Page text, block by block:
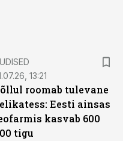
13:21
roomab tulevane
Eesti ainsas
kasvab 600
tigu